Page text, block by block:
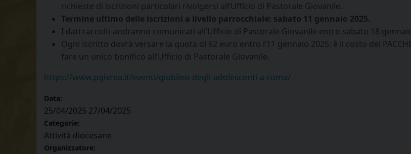
richieste di iscrizioni particolari rivolgersi all’Ufficio di Pastorale Giovanile.
Termine ultimo delle iscrizioni a livello parrocchiale: sabato 11 gennaio 2025.
I dati raccolti andranno comunicati all’Ufficio di Pastorale Giovanile entro sabato 18
Ogni iscritto dovrà versare la quota di 62 euro entro l’11 gennaio 2025: è il costo del
fare un unico bonifico all’Ufficio di Pastorale Giovanile.
https://www.pgivrea.it/eventi/giubileo-degli-adolescenti-a-roma/
Data:
25/04/2025 27/04/2025
Categorie:
Attività diocesane
Organizzatore: